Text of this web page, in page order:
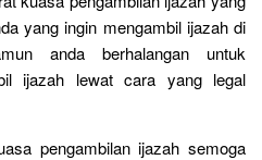
yang ingin mengambil ijazah di
anda berhalangan untuk
ijazah lewat cara yang legal
pengambilan ijazah semoga